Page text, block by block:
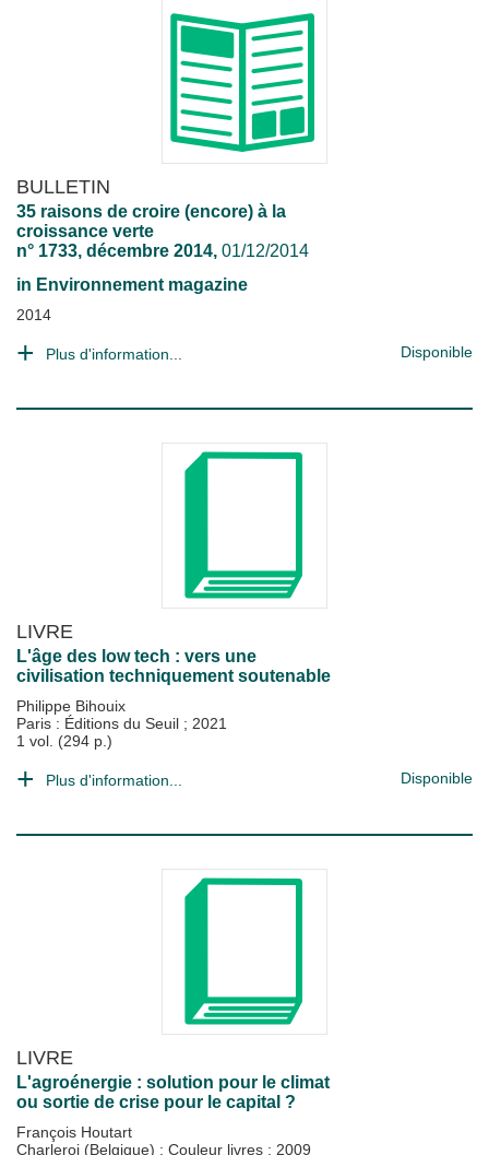
BULLETIN
35 raisons de croire (encore) à la
croissance verte
n° 1733, décembre 2014, 01/12/2014
in Environnement magazine
2014
Plus d'information... Disponible
LIVRE
L'âge des low tech : vers une
civilisation techniquement soutenable
Philippe Bihouix
Paris : Éditions du Seuil ; 2021
1 vol. (294 p.)
Plus d'information... Disponible
LIVRE
L'agroénergie : solution pour le climat
ou sortie de crise pour le capital ?
François Houtart
Charleroi (Belgique) : Couleur livres ; 2009